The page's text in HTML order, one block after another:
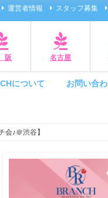
運営者情報 スタッフ募集
阪 名古屋
について お問い合
会♪＠渋谷】